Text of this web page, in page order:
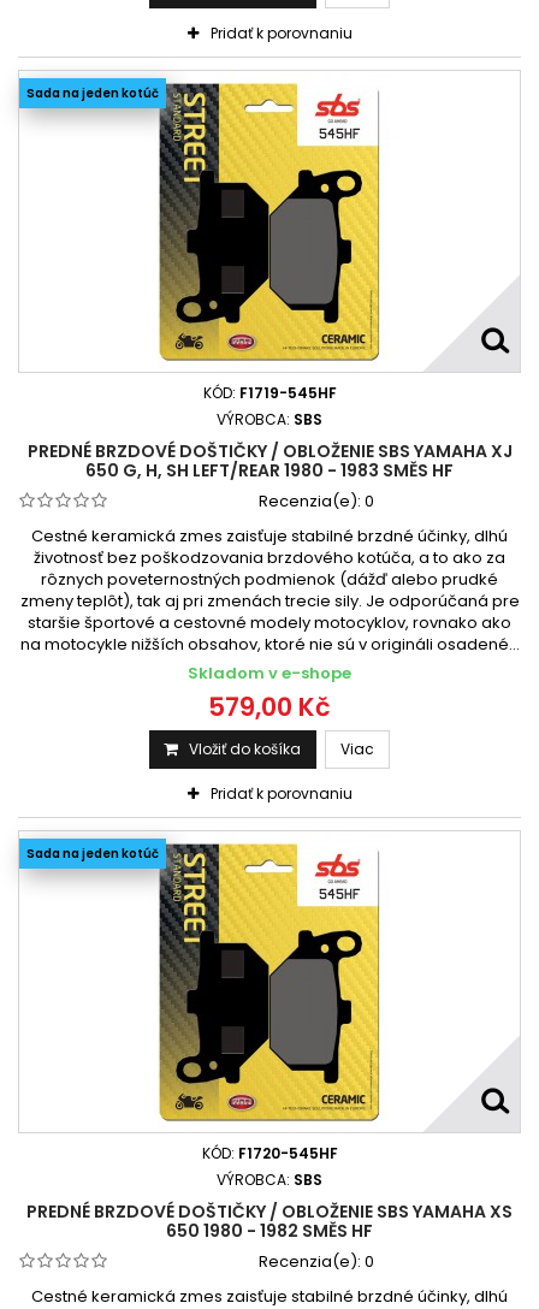
Pridať k porovnaniu
Sada na jeden kotúč
KÓD: F1719-545HF
VÝROBCA: SBS
PREDNÉ BRZDOVÉ DOŠTIČKY / OBLOŽENIE SBS YAMAHA XJ
650 G, H, SH LEFT/REAR 1980 - 1983 SMĚS HF
Recenzia(e): 0
Cestné keramická zmes zaisťuje stabilné brzdné účinky, dlhú
životnosť bez poškodzovania brzdového kotúča, a to ako za
rôznych poveternostných podmienok (dážď alebo prudké
zmeny teplôt), tak aj pri zmenách trecie sily. Je odporúčaná pre
staršie športové a cestovné modely motocyklov, rovnako ako
na motocykle nižších obsahov, ktoré nie sú v origináli osadené...
Skladom v e-shope
579,00 Kč
Vložiť do košíka Viac
Pridať k porovnaniu
Sada na jeden kotúč
KÓD: F1720-545HF
VÝROBCA: SBS
PREDNÉ BRZDOVÉ DOŠTIČKY / OBLOŽENIE SBS YAMAHA XS
650 1980 - 1982 SMĚS HF
Recenzia(e): 0
Cestné keramická zmes zaisťuje stabilné brzdné účinky, dlhú